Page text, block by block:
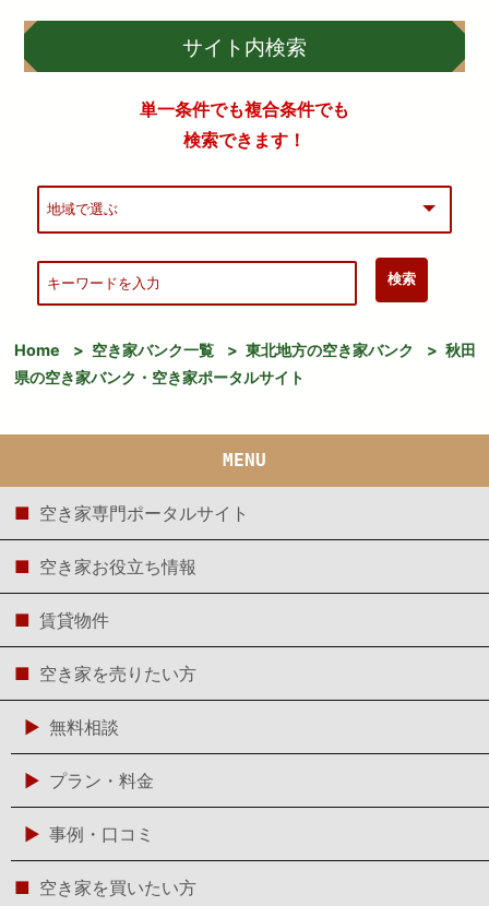
サイト内検索
単一条件でも複合条件でも
検索できます！
Home > 空き家バンク一覧 > 東北地方の空き家バンク > 秋田
県の空き家バンク・空き家ポータルサイト
MENU
空き家専門ポータルサイト
空き家お役立ち情報
賃貸物件
空き家を売りたい方
無料相談
プラン・料金
事例・口コミ
空き家を買いたい方